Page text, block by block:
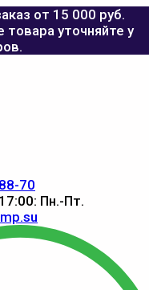
от 15 000 руб.
уточняйте у
70
Пн.-Пт.